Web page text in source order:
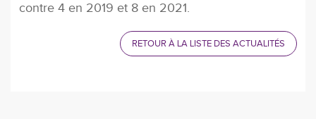
contre 4 en 2019 et 8 en 2021.
RETOUR À LA LISTE DES ACTUALITÉS